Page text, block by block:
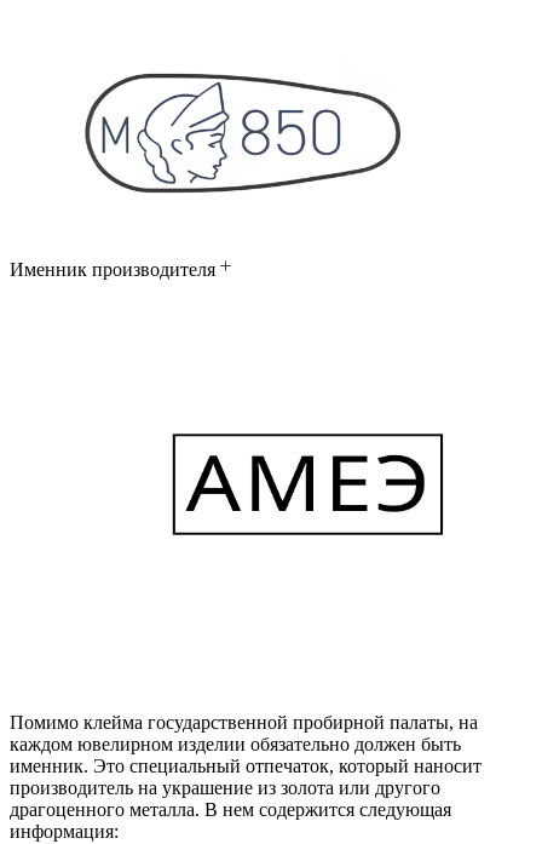
Именник производителя
Помимо клейма государственной пробирной палаты, на
каждом ювелирном изделии обязательно должен быть
именник. Это специальный отпечаток, который наносит
производитель на украшение из золота или другого
драгоценного металла. В нем содержится следующая
информация: